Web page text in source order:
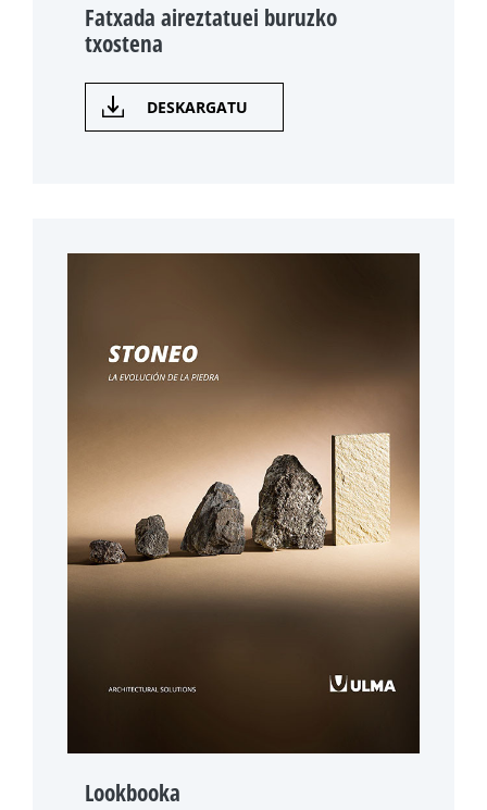
Fatxada aireztatuei buruzko
txostena
DESKARGATU
Lookbooka